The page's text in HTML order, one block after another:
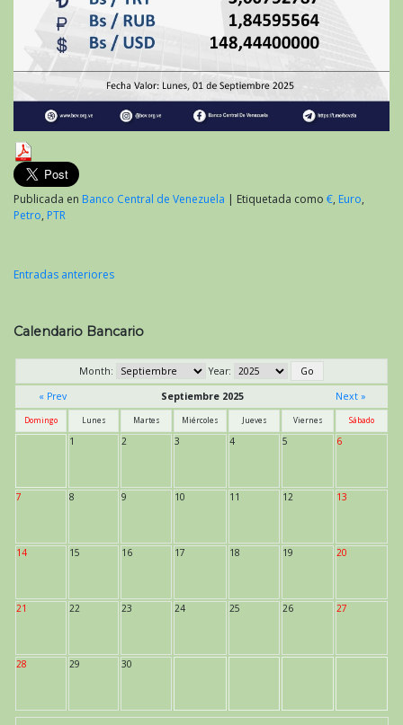
Publicada en Banco Central de Venezuela | Etiquetada como €, Euro,
Petro, PTR
de
entradas
Entradas anteriores
Calendario Bancario
Month:
Year:
« Prev
Septiembre 2025 Next »
Domingo Lunes Martes Miércoles Jueves Viernes Sábado
1 2 3 4 5 6
7 8 9 10 11 12 13
14 15 16 17 18 19 20
21 22 23 24 25 26 27
28 29 30